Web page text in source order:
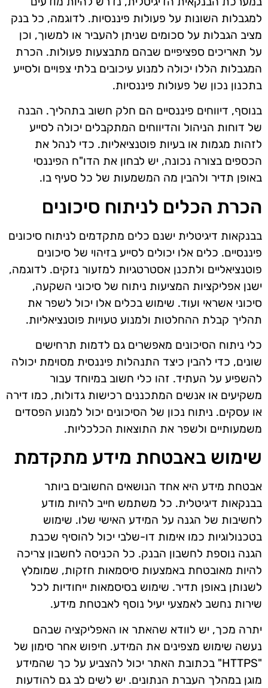
למגבלות השונות על פעולות פיננסיות. לדוגמה, כל בנק
מציב הגבלות על סכומים שניתן להעביר או למשוך, וכן
על תאריכים ספציפיים שבהם מתבצעות פעולות. הכרת
המגבלות הללו יכולה למנוע עיכובים בלתי צפויים ולסייע
בתכנון נכון של פעולות פיננסיות.
בנוסף, דיווחים פיננסיים הם חלק חשוב בתהליך. הבנה
של דוחות הניהול והדיווחים המתקבלים יכולה לסייע
לזהות מגמות או בעיות פוטנציאליות. כדי לנהל את
הכספים בצורה נכונה, יש לבחון את הדו"ח הפיננסי
באופן תדיר ולהבין מה המשמעות של כל סעיף בו.
הכרת הכלים לניתוח סיכונים
בבנקאות דיגיטלית ישנם כלים מתקדמים לניתוח סיכונים
פיננסיים. כלים אלו יכולים לסייע בזיהוי של סיכונים
פוטנציאליים ולתכנן אסטרטגיות למזעור נזקים. לדוגמה,
ישנן אפליקציות המציעות ניתוח של סיכוני השקעה,
סיכוני אשראי ועוד. שימוש בכלים אלו יכול לשפר את
תהליך קבלת ההחלטות ולמנוע טעויות פוטנציאליות.
כלי ניתוח הסיכונים מאפשרים גם לדמות תרחישים
שונים, כדי להבין כיצד התנהלות פיננסית מסוימת יכולה
להשפיע על העתיד. זהו כלי חשוב במיוחד עבור
משקיעים או אנשים המתכננים רכישות גדולות, כמו דירה
או עסקים. ניתוח נכון של הסיכונים יכול למנוע הפסדים
משמעותיים ולשפר את התוצאות הכלכליות.
שימוש באבטחת מידע מתקדמת
אבטחת מידע היא אחד הנושאים החשובים ביותר
בבנקאות דיגיטלית. כל משתמש חייב להיות מודע
לחשיבות של הגנה על המידע האישי שלו. שימוש
בטכנולוגיות כמו אימות דו-שלבי יכול להוסיף שכבת
הגנה נוספת לחשבון הבנק. כל הכניסה לחשבון צריכה
להיות מאובטחת באמצעות סיסמאות חזקות, שמומלץ
לשנותן באופן תדיר. שימוש בסיסמאות ייחודיות לכל
שירות נחשב לאמצעי יעיל נוסף לאבטחת מידע.
יתרה מכך, יש לוודא שהאתר או האפליקציה שבהם
נעשה שימוש מצפינים את המידע. חיפוש אחר סימון של
"HTTPS" בכתובת האתר יכול להצביע על כך שהמידע
מוגן במהלך העברת הנתונים. יש לשים לב גם להודעות